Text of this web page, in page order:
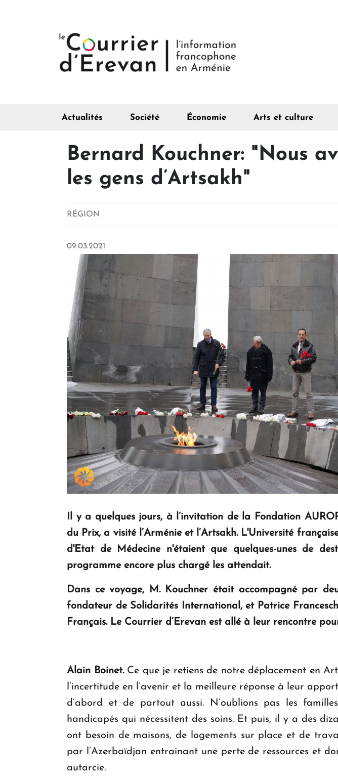
Actualités Société Économie Arts et culture
Bernard Kouchner: "Nous
les gens d’Artsakh"
RÉGION
09.03.2021
Il y a quelques jours, à l’invitation de la Fondation
du Prix, a visité l’Arménie et l’Artsakh. L'Université
d'Etat de Médecine n'étaient que quelques-unes de
programme encore plus chargé les attendait.
Dans ce voyage, M. Kouchner était accompagné par
fondateur de Solidarités International, et Patrice
Français. Le Courrier d’Erevan est allé à leur rencontre
Alain Boinet.Ce que je retiens de notre déplacement en
l’incertitude en l’avenir et la meilleure réponse à leur
d’abord et de partout aussi. N’oublions pas les
handicapés qui nécessitent des soins. Et puis, il y a des
ont besoin de maisons, de logements sur place et de
par l’Azerbaïdjan entrainant une perte de ressources et
autarcie.